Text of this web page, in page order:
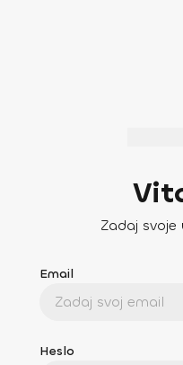
Zadaj
Email
Heslo